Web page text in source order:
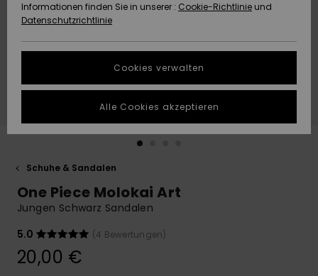
Highlights
Highlights
Starten Sie eine
um die
schnellste
Antwort auf Ihre
erhalten.
Finden Sie
die häufigsten
Fragen sowie
NACHHALTIGKEIT
SHOPS
QUIKSILVER APP
WUNSCHLISTE
Schuhe & Sandalen
One Piece Molokai Art
Jungen Schwarz Sandalen
5.0
(4 Bewertungen)
20,00 €
Informationen finden Sie in unserer : Cookie-Richtlinie und
Datenschutzrichtlinie
Cookies verwalten
Alle Cookies akzeptieren